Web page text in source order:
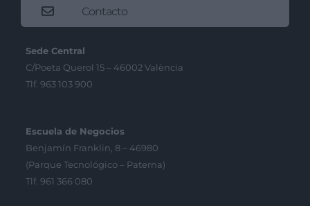
Contacto
Sede Central
C/Poeta Querol 15 – 46002 València
Tlf. 963 103 900
Escuela de Negocios
Benjamín Franklin, 8 – 46980
(Parque Tecnológico – Paterna)
Tlf. 961 366 080